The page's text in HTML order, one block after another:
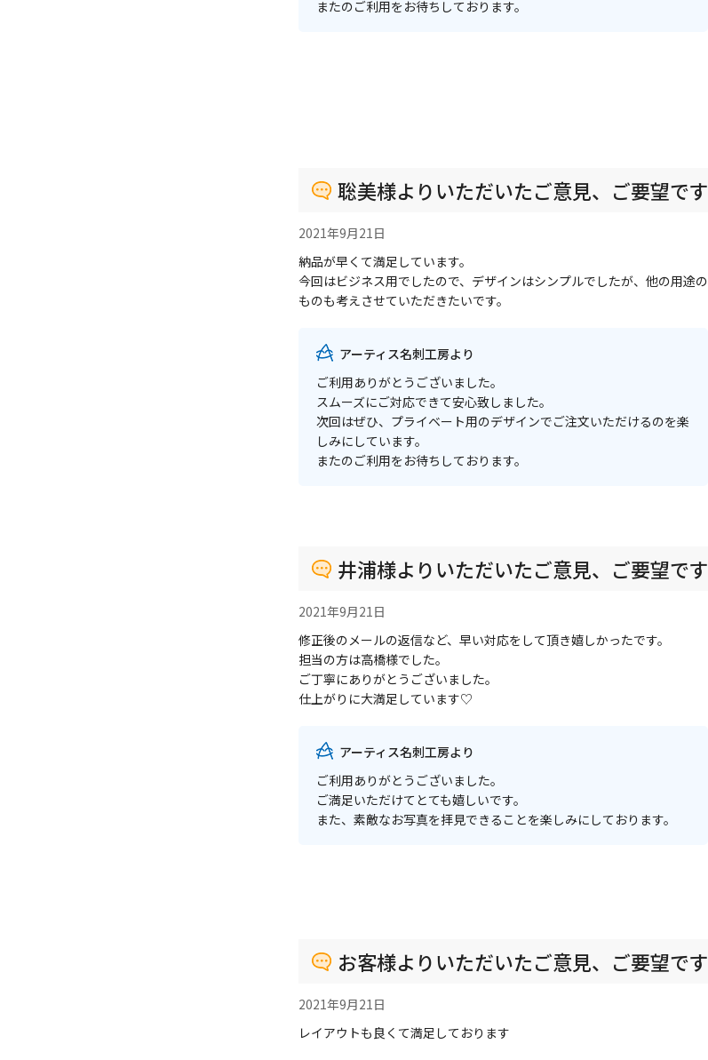
またのご利用をお待ちしております。
聡美様よりいただいたご意見、ご要望です
2021年9月21日
納品が早くて満足しています。
今回はビジネス用でしたので、デザインはシンプルでしたが、他の用途の
ものも考えさせていただきたいです。
アーティス名刺工房より
ご利用ありがとうございました。
スムーズにご対応できて安心致しました。
次回はぜひ、プライベート用のデザインでご注文いただけるのを楽
しみにしています。
またのご利用をお待ちしております。
井浦様よりいただいたご意見、ご要望です
2021年9月21日
修正後のメールの返信など、早い対応をして頂き嬉しかったです。
担当の方は高橋様でした。
ご丁寧にありがとうございました。
仕上がりに大満足しています♡
アーティス名刺工房より
ご利用ありがとうございました。
ご満足いただけてとても嬉しいです。
また、素敵なお写真を拝見できることを楽しみにしております。
お客様よりいただいたご意見、ご要望です
2021年9月21日
レイアウトも良くて満足しております